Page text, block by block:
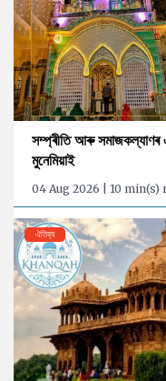
সম্প্ৰীতি আৰু সমাজকল্যাণৰ
মুনেমিয়াই
04 Aug 2026 | 10 min(s)
ঐতিহ্য